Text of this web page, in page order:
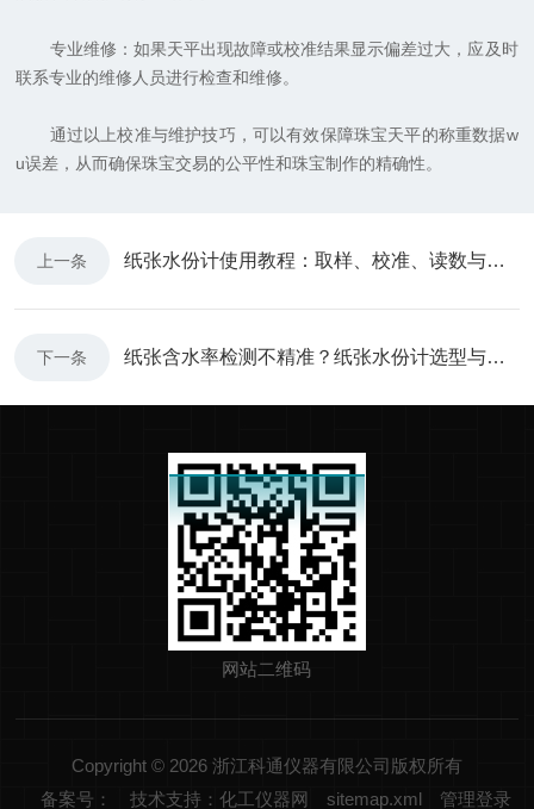
专业维修：如果天平出现故障或校准结果显示偏差过大，应及时
联系专业的维修人员进行检查和维修。
通过以上校准与维护技巧，可以有效保障珠宝天平的称重数据w
u误差，从而确保珠宝交易的公平性和珠宝制作的精确性。
上一条 纸张水份计使用教程：取样、校准、读数与操作注意事项详解
下一条 纸张含水率检测不精准？纸张水份计选型与使用指南
网站二维码
Copyright © 2026 浙江科通仪器有限公司版权所有
备案号：
技术支持：化工仪器网 sitemap.xml 管理登录